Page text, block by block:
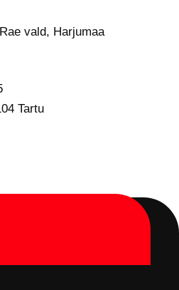
vald, Harjumaa
Tartu